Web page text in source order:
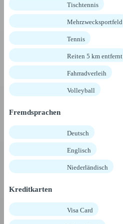
Tischtennis
Mehrzwecksportfeld
Tennis
Reiten 5 km entfernt
Fahrradverleih
Volleyball
Fremdsprachen
Deutsch
Englisch
Niederländisch
Kreditkarten
Visa Card